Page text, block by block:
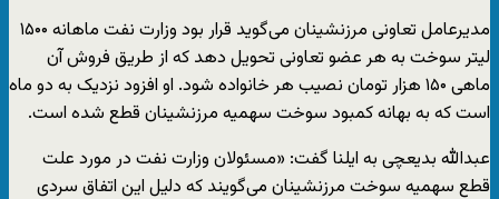
مدیرعامل تعاونی مرزنشینان می‌گوید قرار بود وزارت نفت ماهانه ۱۵۰۰
لیتر سوخت به هر عضو تعاونی تحویل دهد که از طریق فروش آن
ماهی ۱۵۰ هزار تومان نصیب هر خانواده شود. او افزود نزدیک به دو ماه
است که به بهانه کمبود سوخت سهمیه مرزنشینان قطع شده است.
عبدالله بدیعچی به ایلنا گفت: «مسئولان وزارت نفت در مورد علت
قطع سهمیه سوخت مرزنشینان می‌گویند که دلیل این اتفاق سردی